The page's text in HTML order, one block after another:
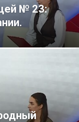
№ 23: